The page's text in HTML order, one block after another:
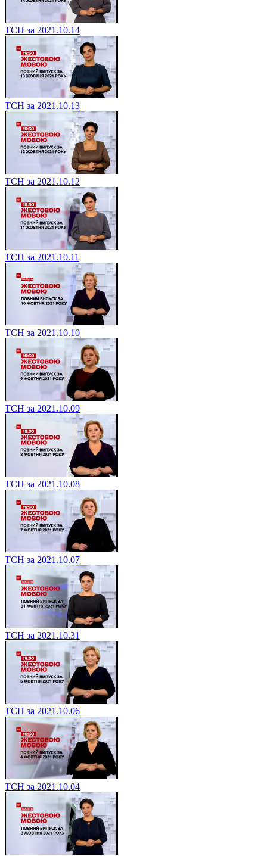
ТСН за 2021.10.14
ТСН за 2021.10.13
ТСН за 2021.10.12
ТСН за 2021.10.11
ТСН за 2021.10.10
ТСН за 2021.10.09
ТСН за 2021.10.08
ТСН за 2021.10.07
ТСН за 2021.10.31
ТСН за 2021.10.06
ТСН за 2021.10.04